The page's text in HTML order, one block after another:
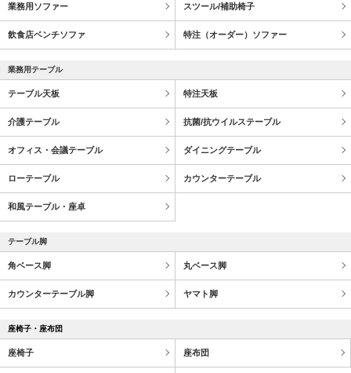
業務用ソファー スツール/補助椅子
飲食店ベンチソファ 特注（オーダー）ソファー
業務用テーブル
テーブル天板 特注天板
介護テーブル 抗菌/抗ウイルステーブル
オフィス・会議テーブル ダイニングテーブル
ローテーブル カウンターテーブル
和風テーブル・座卓
テーブル脚
角ベース脚 丸ベース脚
カウンターテーブル脚 ヤマト脚
座椅子・座布団
座椅子 座布団